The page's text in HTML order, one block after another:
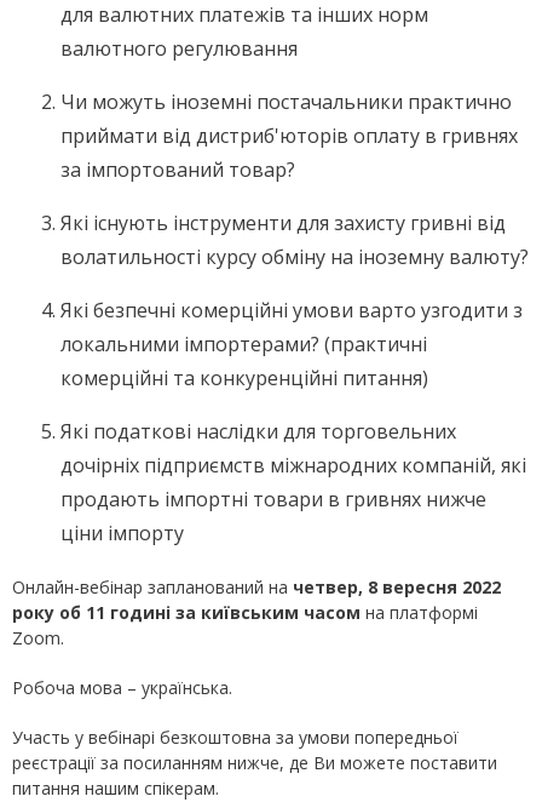
для валютних платежів та інших норм
валютного регулювання
Чи можуть іноземні постачальники практично
приймати від дистриб'юторів оплату в гривнях
за імпортований товар?
Які існують інструменти для захисту гривні від
волатильності курсу обміну на іноземну валюту?
Які безпечні комерційні умови варто узгодити з
локальними імпортерами? (практичні
комерційні та конкуренційні питання)
Які податкові наслідки для торговельних
дочірніх підприємств міжнародних компаній, які
продають імпортні товари в гривнях нижче
ціни імпорту
Онлайн-вебінар запланований на четвер, 8 вересня 2022
року об 11 годині за київським часом на платформі
Zoom.
Робоча мова – українська.
Участь у вебінарі безкоштовна за умови попередньої
реєстрації за посиланням нижче, де Ви можете поставити
питання нашим спікерам.